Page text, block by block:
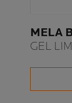
MELA
GEL